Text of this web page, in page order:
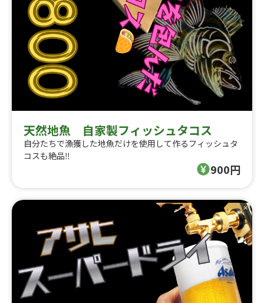
天然地魚 自家製フィッシュタコス
自分たちで漁獲した地魚だけを使用して作るフィッシュタ
コスも絶品‼︎
900円